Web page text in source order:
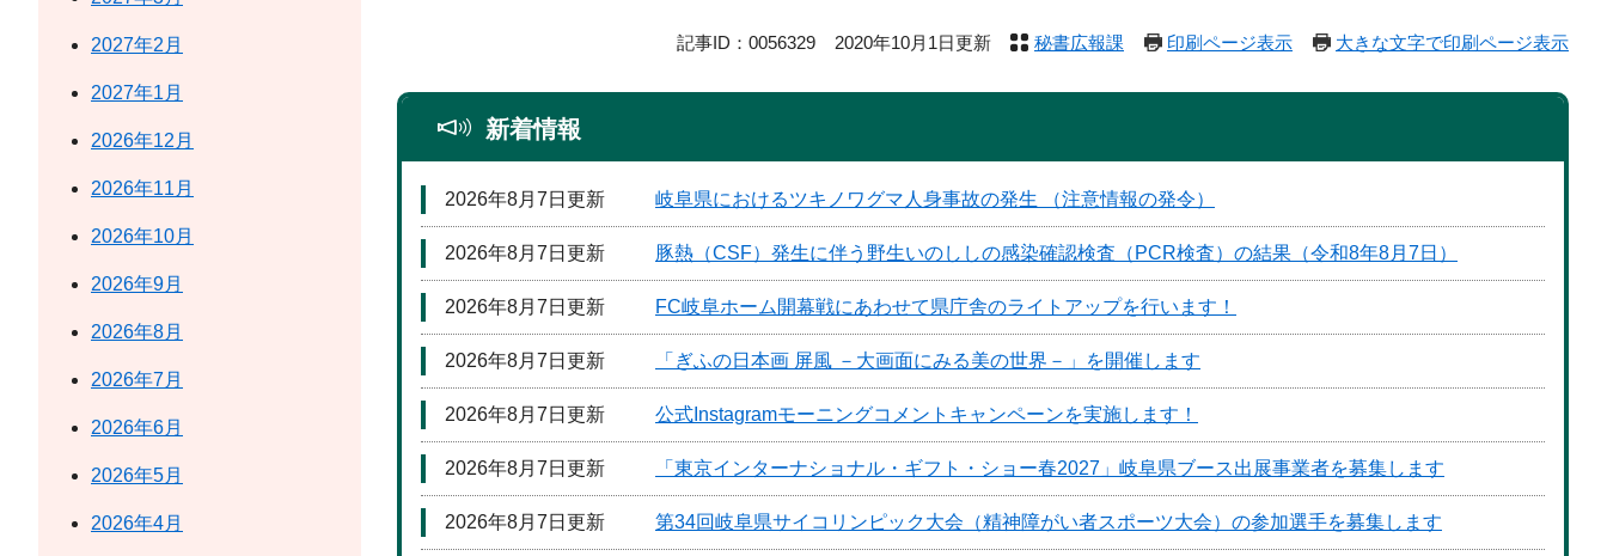
記事ID：0056329 2020年10月1日更新 秘書広報課 印刷ページ表示 大きな文字で印刷ページ表示
新着情報
2026年8月7日更新 岐阜県におけるツキノワグマ人身事故の発生 （注意情報の発令）
2026年8月7日更新 豚熱（CSF）発生に伴う野生いのししの感染確認検査（PCR検査）の結果（令和8年8月7日）
2026年8月7日更新 FC岐阜ホーム開幕戦にあわせて県庁舎のライトアップを行います！
2026年8月7日更新 「ぎふの日本画 屏風 －大画面にみる美の世界－」を開催します
2026年8月7日更新 公式Instagramモーニングコメントキャンペーンを実施します！
2026年8月7日更新 「東京インターナショナル・ギフト・ショー春2027」岐阜県ブース出展事業者を募集します
2026年8月7日更新 第34回岐阜県サイコリンピック大会（精神障がい者スポーツ大会）の参加選手を募集します
2027年2月
2027年1月
2026年12月
2026年11月
2026年10月
2026年9月
2026年8月
2026年7月
2026年6月
2026年5月
2026年4月